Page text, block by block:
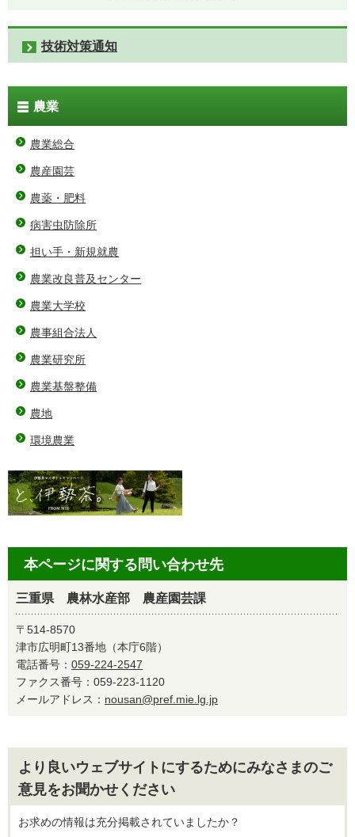
技術対策通知
農業
農業総合
農産園芸
農薬・肥料
病害虫防除所
担い手・新規就農
農業改良普及センター
農業大学校
農事組合法人
農業研究所
農業基盤整備
農地
環境農業
本ページに関する問い合わせ先
三重県 農林水産部 農産園芸課
〒514-8570
津市広明町13番地（本庁6階）
電話番号： 059-224-2547
ファクス番号：059-223-1120
メールアドレス： nousan@pref.mie.lg.jp
より良いウェブサイトにするためにみなさまのご
意見をお聞かせください
お求めの情報は充分掲載されていましたか？